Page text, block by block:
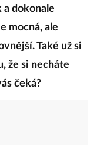
a dokonale
mocná, ale
Také už si
že si necháte
čeká?